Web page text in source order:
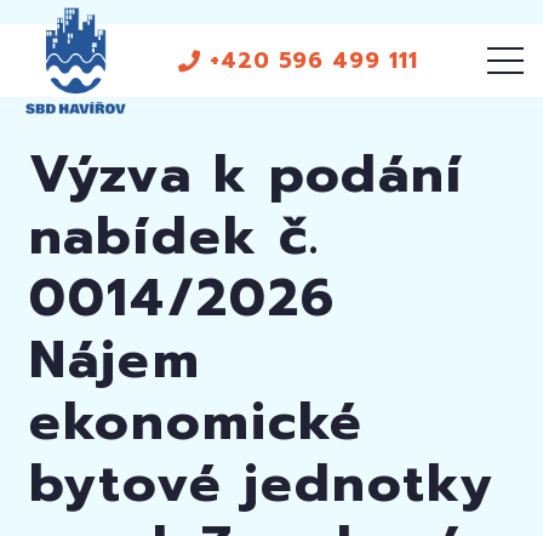
+420 596 499 111
Výzva k podání
nabídek č.
0014/2026
Nájem
ekonomické
bytové jednotky